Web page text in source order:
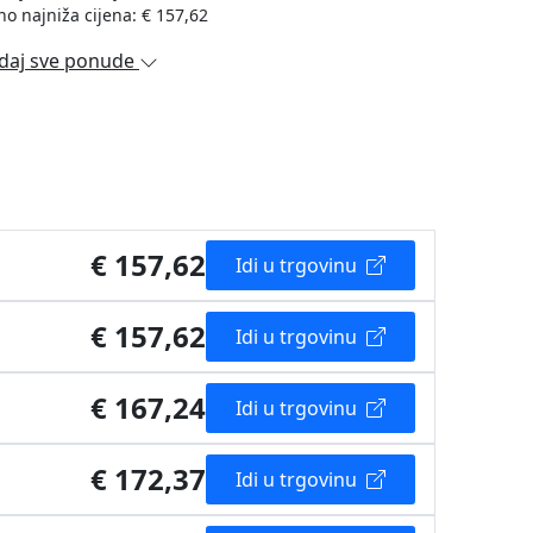
najniža cijena: € 157,62
sve ponude
€ 157,62 Idi u trgovinu
€ 157,62 Idi u trgovinu
€ 167,24 Idi u trgovinu
€ 172,37 Idi u trgovinu